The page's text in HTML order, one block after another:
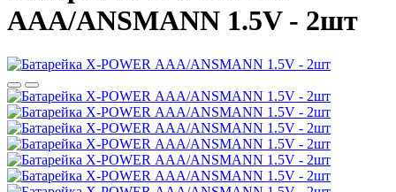
ААА/ANSMANN 1.5V - 2шт